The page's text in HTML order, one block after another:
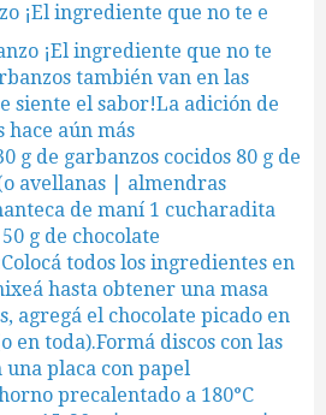
¡El ingrediente que no te e